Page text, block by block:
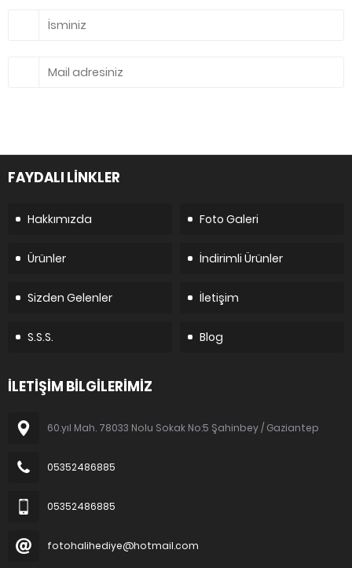
FAYDALI LİNKLER
Hakkımızda Foto Galeri
Ürünler İndirimli Ürünler
Sizden Gelenler İletişim
S.S.S. Blog
İLETİŞİM BİLGİLERİMİZ
60.yıl Mah. 78033 Nolu Sokak No:5 Şahinbey / Gaziantep
05352486885
05352486885
fotohalihediye@hotmail.com